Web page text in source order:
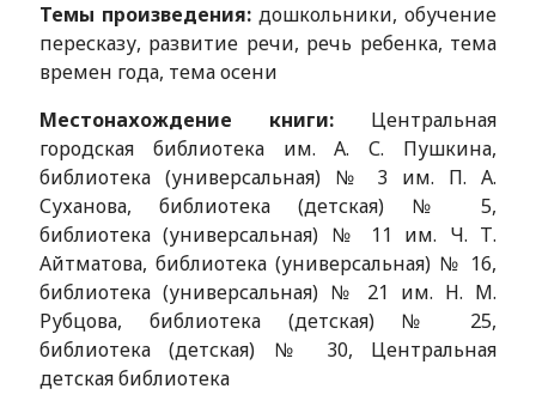
Темы произведения:дошкольники, обучение
пересказу, развитие речи, речь ребенка, тема
времен года, тема осени
Местонахождение книги: Центральная
городская библиотека им. А. С. Пушкина,
библиотека (универсальная) № 3 им. П. А.
Суханова, библиотека (детская) № 5,
библиотека (универсальная) № 11 им. Ч. Т.
Айтматова, библиотека (универсальная) № 16,
библиотека (универсальная) № 21 им. Н. М.
Рубцова, библиотека (детская) № 25,
библиотека (детская) № 30, Центральная
детская библиотека